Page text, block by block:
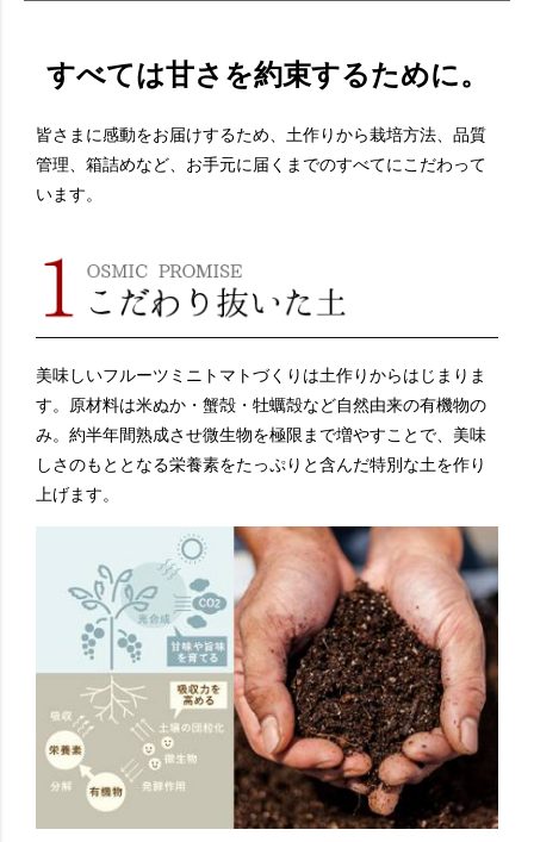
すべては甘さを約束するために。
皆さまに感動をお届けするため、土作りから栽培方法、品質
管理、箱詰めなど、お手元に届くまでのすべてにこだわって
います。
美味しいフルーツミニトマトづくりは土作りからはじまりま
す。原材料は米ぬか・蟹殻・牡蠣殻など自然由来の有機物の
み。約半年間熟成させ微生物を極限まで増やすことで、美味
しさのもととなる栄養素をたっぷりと含んだ特別な土を作り
上げます。